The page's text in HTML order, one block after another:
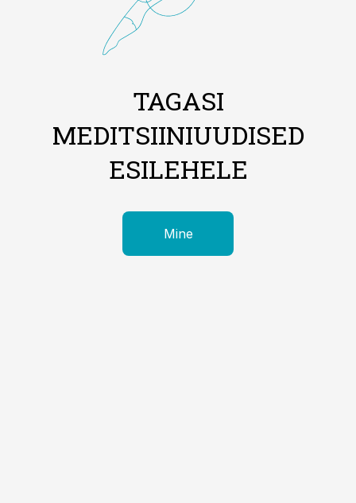
TAGASI
MEDITSIINIUUDISED
ESILEHELE
Mine